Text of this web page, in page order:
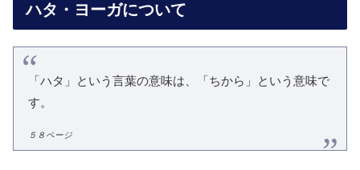
ハタ・ヨーガについて
「ハタ」という言葉の意味は、「ちから」という意味で
す。
５８ページ